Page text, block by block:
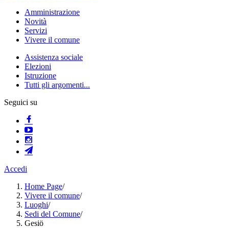
Amministrazione
Novità
Servizi
Vivere il comune
Assistenza sociale
Elezioni
Istruzione
Tutti gli argomenti...
Seguici su
Accedi
Home Page/
Vivere il comune/
Luoghi/
Sedi del Comune/
Gesiö